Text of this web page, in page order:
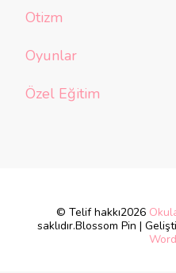
Otizm
Oyunlar
Özel Eğitim
© Telif hakkı2026
saklıdır.Blossom Pin |